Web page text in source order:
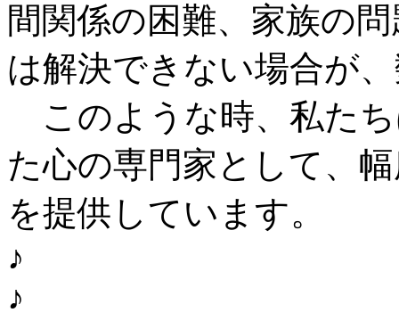
間関係の困難、家族の
は解決できない場合が
このような時、私た
た心の専門家として、
を提供しています。
♪
♪